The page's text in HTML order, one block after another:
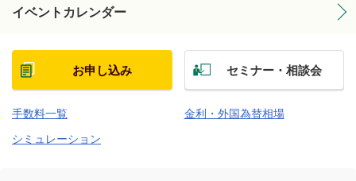
イベントカレンダー
お申し込み セミナー・相談会
手数料一覧
金利・外国為替相場
シミュレーション